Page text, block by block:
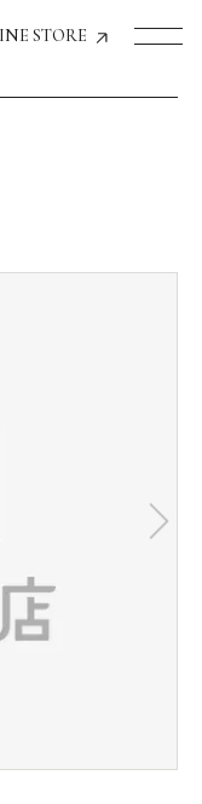
STORE